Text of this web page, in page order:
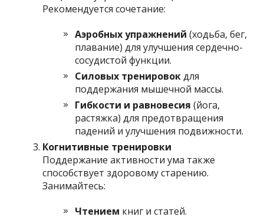
Рекомендуется сочетание:
Аэробных упражнений (ходьба, бег,
плавание) для улучшения сердечно-
сосудистой функции.
Силовых тренировокдля
поддержания мышечной массы.
Гибкости и равновесия (йога,
растяжка) для предотвращения
падений и улучшения подвижности.
Когнитивные тренировки
Поддержание активности ума также
способствует здоровому старению.
Занимайтесь:
Чтением книг и статей.